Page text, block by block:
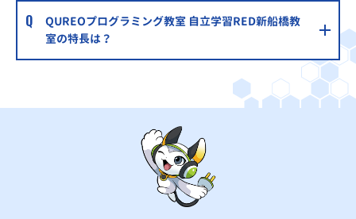
湘南ゼミナール津田沼校
中央線・総武線各駅停車横須賀線・総武線快速・成田線『津
田沼駅』徒歩2分
京成線船橋競馬場駅から徒歩７分・JR京葉線南船橋駅から徒
ECCの個別指導塾ベストワン北習志野駅前校
新京成電鉄、東葉高速鉄道 北習志野駅 徒歩1分
QUREOプログラミング教室 自立学習RED新船橋教
室の特長は？